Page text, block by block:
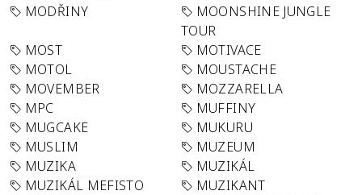
MODŘINY
MOONSHINE JUNGLE
TOUR
MOST
MOTIVACE
MOTOL
MOUSTACHE
MOVEMBER
MOZZARELLA
MPC
MUFFINY
MUGCAKE
MUKURU
MUSLIM
MUZEUM
MUZIKA
MUZIKÁL
MUZIKÁL MEFISTO
MUZIKANT